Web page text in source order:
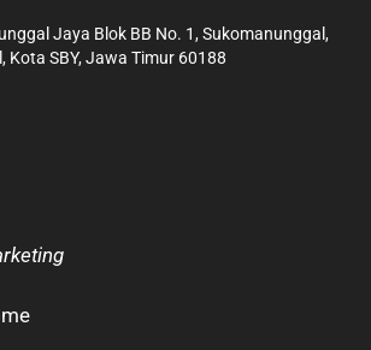
Jaya Blok BB No. 1, Sukomanunggal,
Kota SBY, Jawa Timur 60188